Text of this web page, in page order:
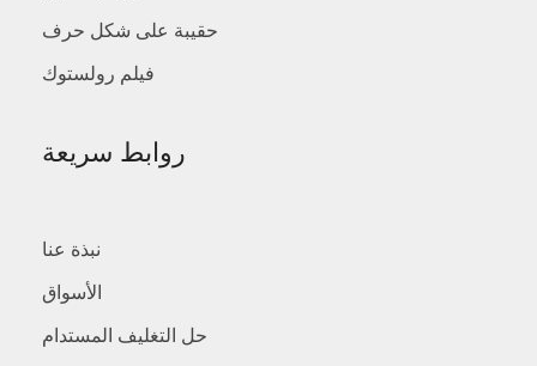
حقيبة على شكل حرف
فيلم رولستوك
روابط سريعة
نبذة عنا
الأسواق
حل التغليف المستدام